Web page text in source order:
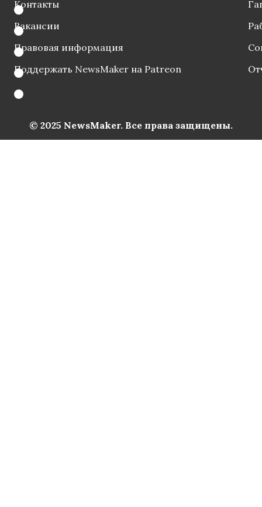
Контакты
Вакансии
Правовая информация
Поддержать NewsMaker на Patreon
© 2025 NewsMaker. Все права защищены.